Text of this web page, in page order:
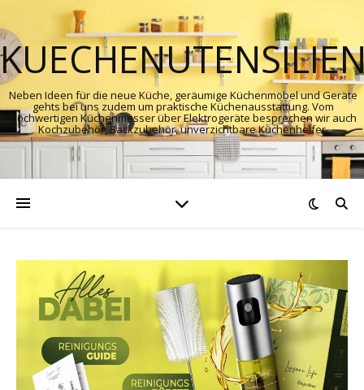
Neben Ideen für die neue Küche, geräumige Küchenmöbel und Geräte
gehts bei uns zudem um praktische Küchenausstattung. Vom
hochwertigen Küchenmesser über Elektrogeräte besprechen wir auch
Kochzubehör, Backzubehör, unverzichtbare Küchenhelfer.